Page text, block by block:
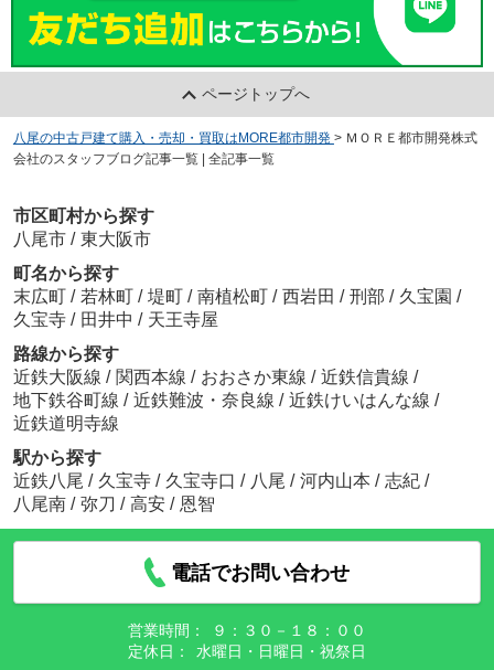
ページトップへ
八尾の中古戸建て購入・売却・買取はMORE都市開発 > ＭＯＲＥ都市開発株式
会社のスタッフブログ記事一覧 | 全記事一覧
市区町村から探す
八尾市 / 東大阪市
町名から探す
末広町 / 若林町 / 堤町 / 南植松町 / 西岩田 / 刑部 / 久宝園 /
久宝寺 / 田井中 / 天王寺屋
路線から探す
近鉄大阪線 / 関西本線 / おおさか東線 / 近鉄信貴線 /
地下鉄谷町線 / 近鉄難波・奈良線 / 近鉄けいはんな線 /
近鉄道明寺線
駅から探す
近鉄八尾 / 久宝寺 / 久宝寺口 / 八尾 / 河内山本 / 志紀 /
八尾南 / 弥刀 / 高安 / 恩智
電話でお問い合わせ
営業時間：
９：３０－１８：００
定休日：
水曜日・日曜日・祝祭日